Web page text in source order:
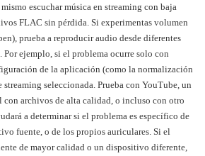
escuchar música en streaming con baja
FLAC sin pérdida. Si experimentas volumen
prueba a reproducir audio desde diferentes
ejemplo, si el problema ocurre solo con
de la aplicación (como la normalización
seleccionada. Prueba con YouTube, un
con archivos de alta calidad, o incluso con otro
a determinar si el problema es específico de
fuente, o de los propios auriculares. Si el
de mayor calidad o un dispositivo diferente,